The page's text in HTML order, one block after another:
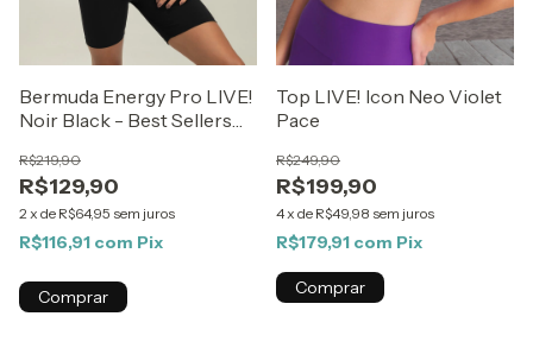
Bermuda Energy Pro LIVE!
Noir Black - Best Sellers
R$129,90
R$219,90
2 x de R$64,95 sem juros
R$116,91 com Pix
Comprar
Top LIVE! Icon Neo Violet
Pace
R$199,90
R$249,90
4x de R$49,98 sem juros
R$179,91 com Pix
Comprar